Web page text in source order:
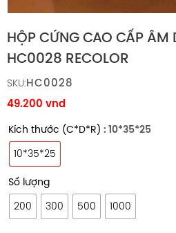
HỘP CỨNG CAO CẤP ÂM
HC0028 RECOLOR
SKU:HC0028
49.200 vnd
Kích thước (C*D*R) : 10*35*25
10*35*25
Số lượng
200
300 500 1000